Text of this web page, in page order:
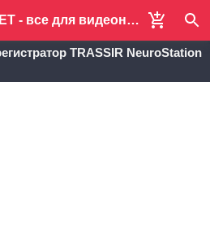
АБСОЛЮТ-МАРКЕТ - все для видеонаблюдения и систем безопасности
TRASSIR NeuroStation